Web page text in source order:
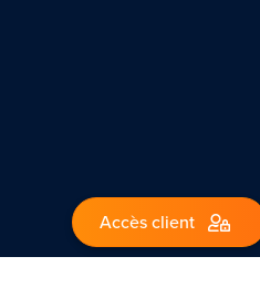
Accès client